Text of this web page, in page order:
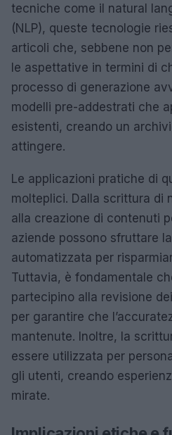
tecniche come il natural
(NLP), queste tecnologie
articoli che, sebbene non
le aspettative in termini di
processo di generazione
modelli pre-addestrati che
esistenti, creando un
attingere.
Le applicazioni pratiche di
molteplici. Dalla scrittura di
alla creazione di contenuti
aziende possono sfruttare
automatizzata per
Tuttavia, è fondamentale
partecipino alla revisione
per garantire che
mantenute. Inoltre, la
essere utilizzata per
gli utenti, creando
mirate.